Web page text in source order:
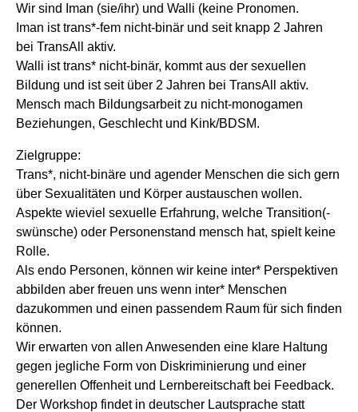
Wir sind Iman (sie/ihr) und Walli (keine Pronomen.
Iman ist trans*-fem nicht-binär und seit knapp 2 Jahren
bei TransAll aktiv.
Walli ist trans* nicht-binär, kommt aus der sexuellen
Bildung und ist seit über 2 Jahren bei TransAll aktiv.
Mensch mach Bildungsarbeit zu nicht-monogamen
Beziehungen, Geschlecht und Kink/BDSM.
Zielgruppe:
Trans*, nicht-binäre und agender Menschen die sich gern
über Sexualitäten und Körper austauschen wollen.
Aspekte wieviel sexuelle Erfahrung, welche Transition(-
swünsche) oder Personenstand mensch hat, spielt keine
Rolle.
Als endo Personen, können wir keine inter* Perspektiven
abbilden aber freuen uns wenn inter* Menschen
dazukommen und einen passendem Raum für sich finden
können.
Wir erwarten von allen Anwesenden eine klare Haltung
gegen jegliche Form von Diskriminierung und einer
generellen Offenheit und Lernbereitschaft bei Feedback.
Der Workshop findet in deutscher Lautsprache statt